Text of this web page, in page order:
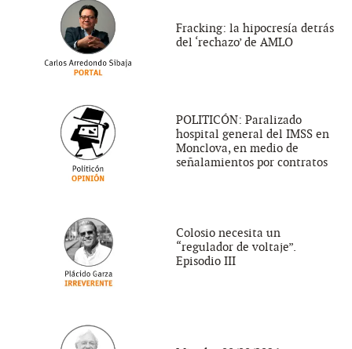
Fracking: la hipocresía detrás
del ‘rechazo’ de AMLO
POLITICÓN: Paralizado
hospital general del IMSS en
Monclova, en medio de
señalamientos por contratos
Colosio necesita un
“regulador de voltaje”.
Episodio III